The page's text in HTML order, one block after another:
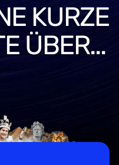
KURZE
ÜBER...